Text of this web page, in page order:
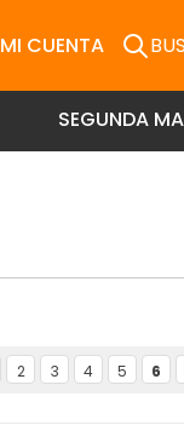
MI CUENTA
SEGUNDA
2 3 4 5 6